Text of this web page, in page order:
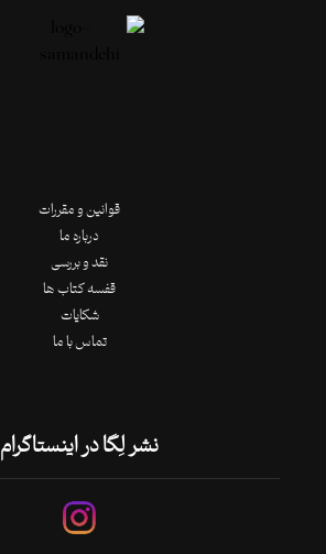
قوانین و مقررات
درباره ما
نقد و بررسی
قفسه کتاب ها
شکایات
تماس با ما
نشر لِگا در اینستاگرام